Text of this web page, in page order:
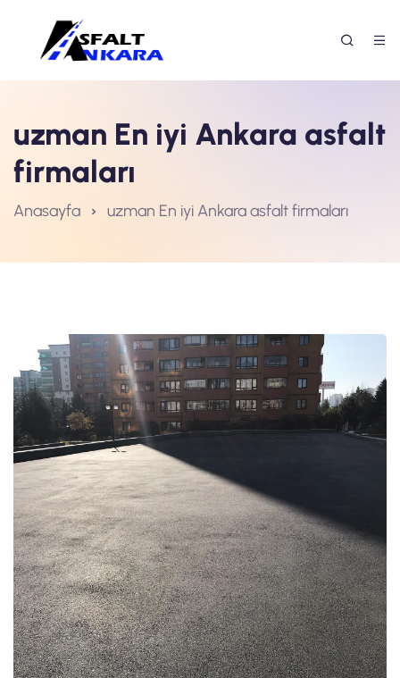
uzman En iyi Ankara asfalt
firmaları
Anasayfa uzman En iyi Ankara asfalt firmaları